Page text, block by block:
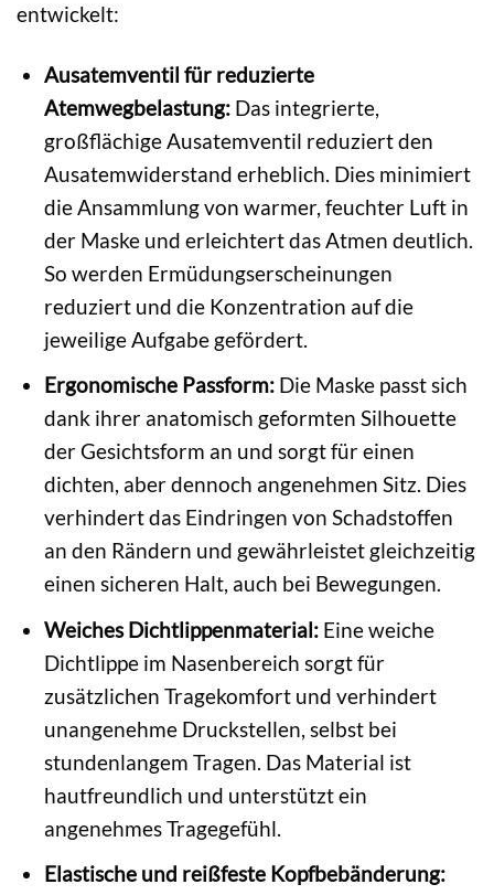
entwickelt:
Ausatemventil für reduzierte
Atemwegbelastung:Das integrierte,
großflächige Ausatemventil reduziert den
Ausatemwiderstand erheblich. Dies minimiert
die Ansammlung von warmer, feuchter Luft in
der Maske und erleichtert das Atmen deutlich.
So werden Ermüdungserscheinungen
reduziert und die Konzentration auf die
jeweilige Aufgabe gefördert.
Ergonomische Passform:Die Maske passt sich
dank ihrer anatomisch geformten Silhouette
der Gesichtsform an und sorgt für einen
dichten, aber dennoch angenehmen Sitz. Dies
verhindert das Eindringen von Schadstoffen
an den Rändern und gewährleistet gleichzeitig
einen sicheren Halt, auch bei Bewegungen.
Weiches Dichtlippenmaterial:Eine weiche
Dichtlippe im Nasenbereich sorgt für
zusätzlichen Tragekomfort und verhindert
unangenehme Druckstellen, selbst bei
stundenlangem Tragen. Das Material ist
hautfreundlich und unterstützt ein
angenehmes Tragegefühl.
Elastische und reißfeste Kopfbebänderung: